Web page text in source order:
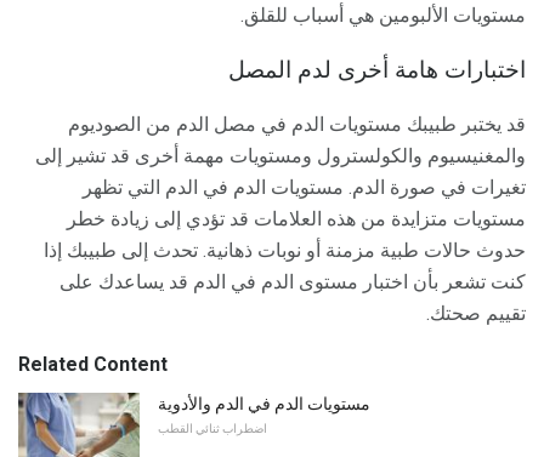
مستويات الألبومين هي أسباب للقلق.
اختبارات هامة أخرى لدم المصل
قد يختبر طبيبك مستويات الدم في مصل الدم من الصوديوم
والمغنيسيوم والكولسترول ومستويات مهمة أخرى قد تشير إلى
تغيرات في صورة الدم. مستويات الدم في الدم التي تظهر
مستويات متزايدة من هذه العلامات قد تؤدي إلى زيادة خطر
حدوث حالات طبية مزمنة أو نوبات ذهانية. تحدث إلى طبيبك إذا
كنت تشعر بأن اختبار مستوى الدم في الدم قد يساعدك على
تقييم صحتك.
Related Content
مستويات الدم في الدم والأدوية
اضطراب ثنائي القطب